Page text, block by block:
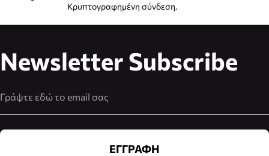
Κρυπτογραφημένη σύνδεση.
Newsletter Subscribe
ΕΓΓΡΑΦΗ